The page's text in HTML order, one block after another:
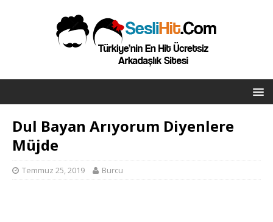
Dul Bayan Arıyorum Diyenlere
Müjde
Temmuz 25, 2019 Burcu